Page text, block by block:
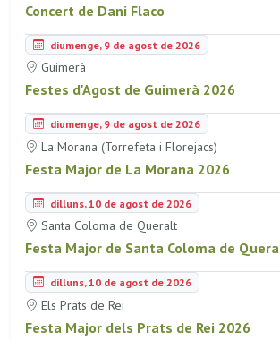
Concert de Dani Flaco
diumenge, 9 de agost de 2026
Guimerà
Festes d'Agost de Guimerà 2026
diumenge, 9 de agost de 2026
La Morana (Torrefeta i Florejacs)
Festa Major de La Morana 2026
dilluns, 10 de agost de 2026
Santa Coloma de Queralt
Festa Major de Santa Coloma de
dilluns, 10 de agost de 2026
Els Prats de Rei
Festa Major dels Prats de Rei 2026